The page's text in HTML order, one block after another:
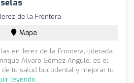
de la Frontera
Mapa
en Jerez de la Frontera, liderada
Álvaro Gómez-Angulo, es el
tu salud bucodental y mejorar tu
leyendo